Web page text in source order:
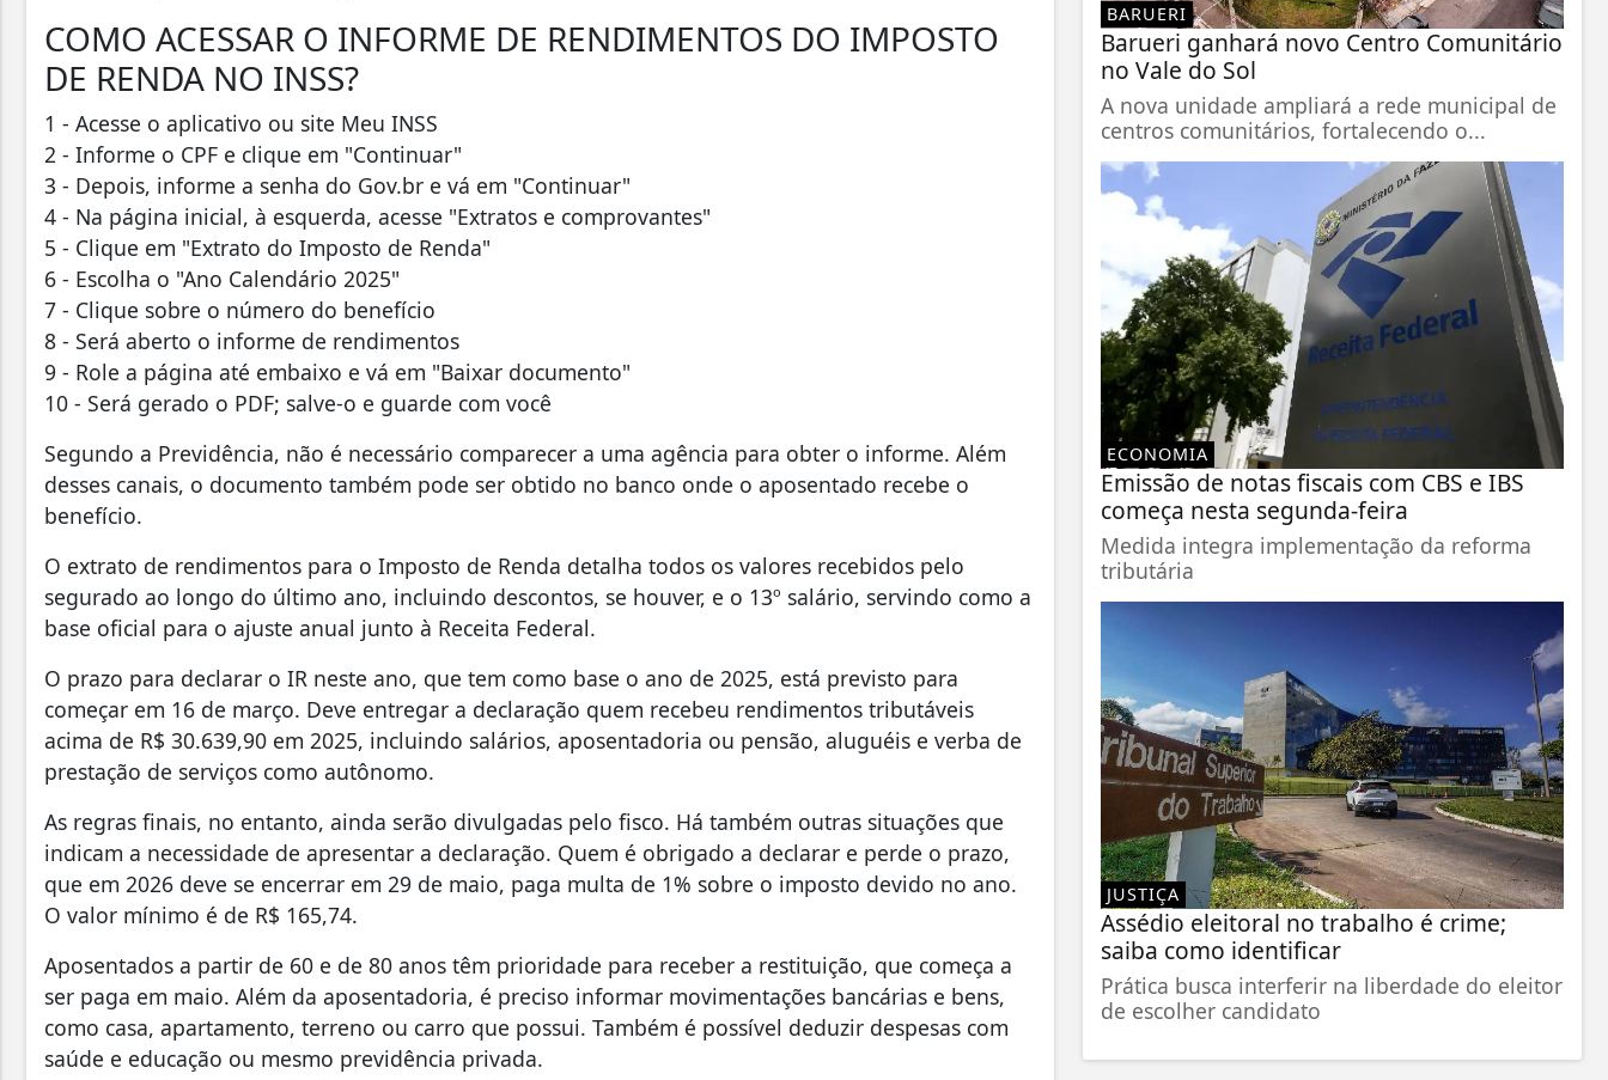
COMO ACESSAR O INFORME DE RENDIMENTOS DO IMPOSTO
DE RENDA NO INSS?
1 - Acesse o aplicativo ou site Meu INSS
2 - Informe o CPF e clique em "Continuar"
3 - Depois, informe a senha do Gov.br e vá em "Continuar"
4 - Na página inicial, à esquerda, acesse "Extratos e comprovantes"
5 - Clique em "Extrato do Imposto de Renda"
6 - Escolha o "Ano Calendário 2025"
7 - Clique sobre o número do benefício
8 - Será aberto o informe de rendimentos
9 - Role a página até embaixo e vá em "Baixar documento"
10 - Será gerado o PDF; salve-o e guarde com você
Segundo a Previdência, não é necessário comparecer a uma agência para obter o informe. Além
desses canais, o documento também pode ser obtido no banco onde o aposentado recebe o
benefício.
O extrato de rendimentos para o Imposto de Renda detalha todos os valores recebidos pelo
segurado ao longo do último ano, incluindo descontos, se houver, e o 13º salário, servindo como a
base oficial para o ajuste anual junto à Receita Federal.
O prazo para declarar o IR neste ano, que tem como base o ano de 2025, está previsto para
começar em 16 de março. Deve entregar a declaração quem recebeu rendimentos tributáveis
acima de R$ 30.639,90 em 2025, incluindo salários, aposentadoria ou pensão, aluguéis e verba de
prestação de serviços como autônomo.
As regras finais, no entanto, ainda serão divulgadas pelo fisco. Há também outras situações que
indicam a necessidade de apresentar a declaração. Quem é obrigado a declarar e perde o prazo,
que em 2026 deve se encerrar em 29 de maio, paga multa de 1% sobre o imposto devido no ano.
O valor mínimo é de R$ 165,74.
Aposentados a partir de 60 e de 80 anos têm prioridade para receber a restituição, que começa a
ser paga em maio. Além da aposentadoria, é preciso informar movimentações bancárias e bens,
como casa, apartamento, terreno ou carro que possui. Também é possível deduzir despesas com
saúde e educação ou mesmo previdência privada.
BARUERI
Barueri ganhará novo Centro Comunitário
no Vale do Sol
A nova unidade ampliará a rede municipal de
centros comunitários, fortalecendo o...
ECONOMIA
Emissão de notas fiscais com CBS e IBS
começa nesta segunda-feira
Medida integra implementação da reforma
tributária
JUSTIÇA
Assédio eleitoral no trabalho é crime;
saiba como identificar
Prática busca interferir na liberdade do eleitor
de escolher candidato